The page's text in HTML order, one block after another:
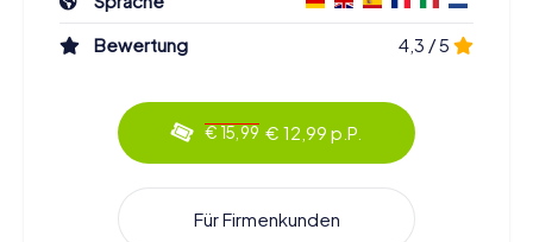
Bewertung
4,3 / 5
€ 15,99 € 12,99 p.P.
Für Firmenkunden